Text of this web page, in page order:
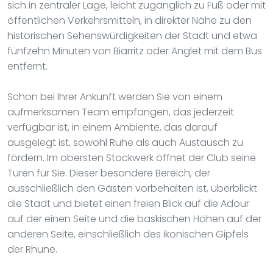
sich in zentraler Lage, leicht zugänglich zu Fuß oder mit
öffentlichen Verkehrsmitteln, in direkter Nähe zu den
historischen Sehenswürdigkeiten der Stadt und etwa
fünfzehn Minuten von Biarritz oder Anglet mit dem Bus
entfernt.
Schon bei Ihrer Ankunft werden Sie von einem
aufmerksamen Team empfangen, das jederzeit
verfügbar ist, in einem Ambiente, das darauf
ausgelegt ist, sowohl Ruhe als auch Austausch zu
fördern. Im obersten Stockwerk öffnet der Club seine
Türen für Sie. Dieser besondere Bereich, der
ausschließlich den Gästen vorbehalten ist, überblickt
die Stadt und bietet einen freien Blick auf die Adour
auf der einen Seite und die baskischen Höhen auf der
anderen Seite, einschließlich des ikonischen Gipfels
der Rhune.